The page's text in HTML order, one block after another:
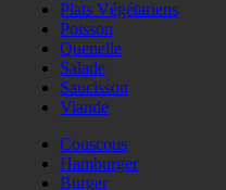
Plats Végétariens
Poisson
Quenelle
Salade
Saucisson
Viande
Couscous
Hamburger
Burger